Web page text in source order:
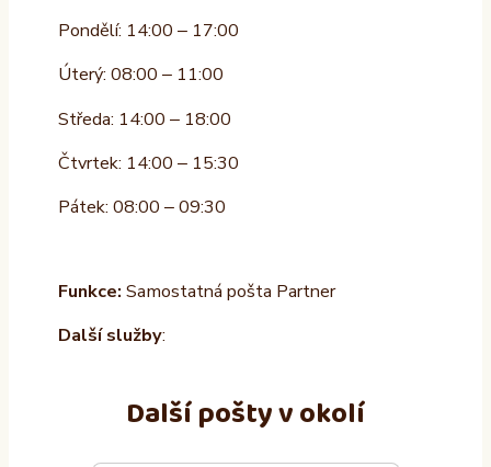
Pondělí: 14:00 – 17:00
Úterý: 08:00 – 11:00
Středa: 14:00 – 18:00
Čtvrtek: 14:00 – 15:30
Pátek: 08:00 – 09:30
Funkce: Samostatná pošta Partner
Další služby:
Další pošty v okolí